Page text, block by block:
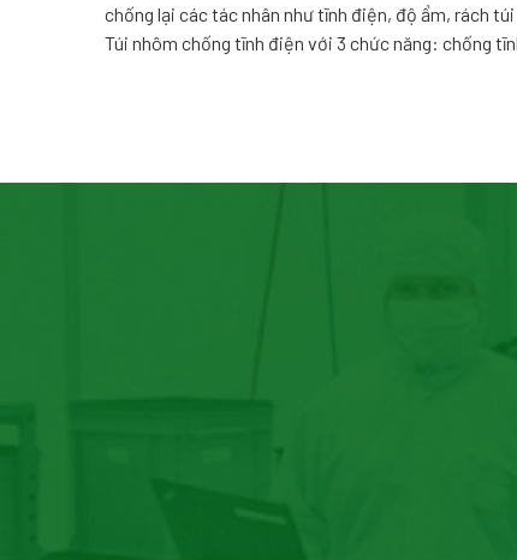
chống lại các tác nhân như tĩnh điện, độ ẩm, rách
Túi nhôm chống tĩnh điện với 3 chức năng: chống